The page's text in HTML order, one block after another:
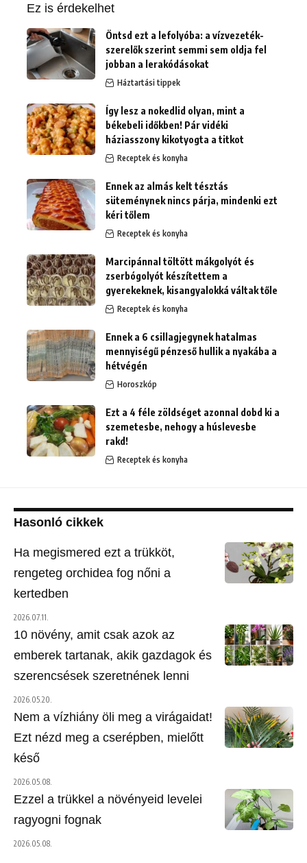
Ez is érdekelhet
Öntsd ezt a lefolyóba: a vízvezeték-
szerelők szerint semmi sem oldja fel
jobban a lerakódásokat
Háztartási tippek
Így lesz a nokedlid olyan, mint a
békebeli időkben! Pár vidéki
háziasszony kikotyogta a titkot
Receptek és konyha
Ennek az almás kelt tésztás
süteménynek nincs párja, mindenki ezt
kéri tőlem
Receptek és konyha
Marcipánnal töltött mákgolyót és
zserbógolyót készítettem a
gyerekeknek, kisangyalokká váltak tőle
Receptek és konyha
Ennek a 6 csillagjegynek hatalmas
mennyiségű pénzeső hullik a nyakába a
hétvégén
Horoszkóp
Ezt a 4 féle zöldséget azonnal dobd ki a
szemetesbe, nehogy a húslevesbe
rakd!
Receptek és konyha
Hasonló cikkek
Ha megismered ezt a trükköt,
rengeteg orchidea fog nőni a
kertedben
2026.07.11.
10 növény, amit csak azok az
emberek tartanak, akik gazdagok és
szerencsések szeretnének lenni
2026.05.20.
Nem a vízhiány öli meg a virágaidat!
Ezt nézd meg a cserépben, mielőtt
késő
2026.05.08.
Ezzel a trükkel a növényeid levelei
ragyogni fognak
2026.05.08.